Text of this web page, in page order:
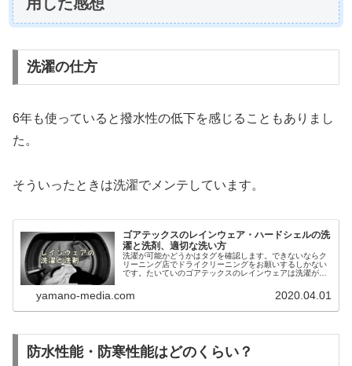
洗濯の仕方
6年も使っていると撥水性の低下を感じることもありまし
た。
そういったときは洗濯でメンテしています。
ゴアテックスのレインウェア・ハードシェルの洗
濯と洗剤、適切な洗い方
洗濯が可能かどうかはタグを確認します。できないならク
リーニング店でドライクリーニングをお願いするしかない
です。たいていのゴアテックスのレインウェアは洗濯が可
yamano-media.com 2020.04.01
防水性能・防寒性能はどのくらい？